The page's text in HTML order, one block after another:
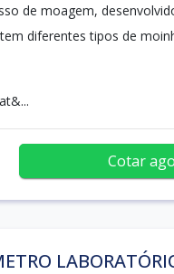
de moagem,
diferentes tipos de
Cotar